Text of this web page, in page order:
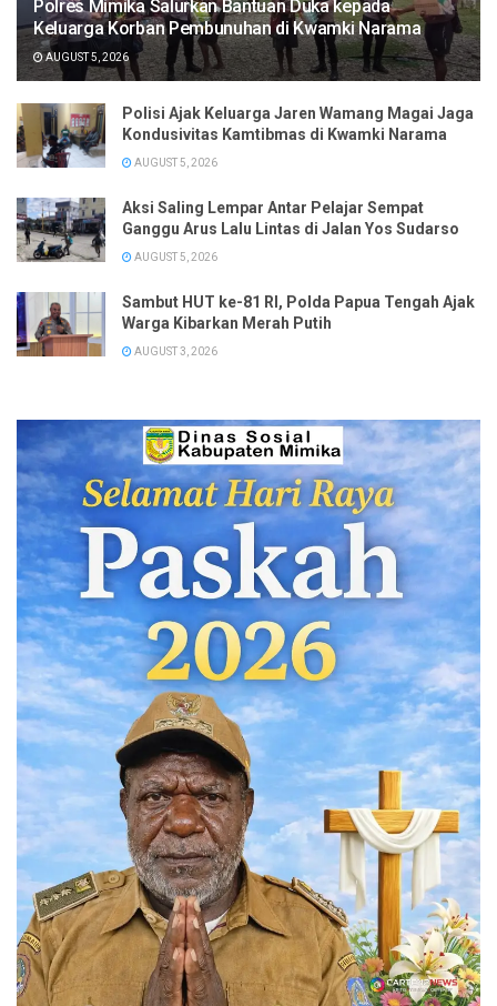
Polres Mimika Salurkan Bantuan Duka kepada
Keluarga Korban Pembunuhan di Kwamki Narama
AUGUST 5, 2026
Polisi Ajak Keluarga Jaren Wamang Magai Jaga
Kondusivitas Kamtibmas di Kwamki Narama
AUGUST 5, 2026
Aksi Saling Lempar Antar Pelajar Sempat
Ganggu Arus Lalu Lintas di Jalan Yos Sudarso
AUGUST 5, 2026
Sambut HUT ke-81 RI, Polda Papua Tengah Ajak
Warga Kibarkan Merah Putih
AUGUST 3, 2026